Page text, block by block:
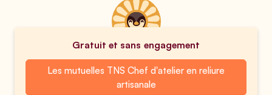
Gratuit et sans engagement
Les mutuelles TNS Chef d'atelier en reliure
artisanale